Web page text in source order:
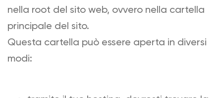
nella root del sito web, ovvero nella cartella
principale del sito.
Questa cartella può essere aperta in diversi
modi: